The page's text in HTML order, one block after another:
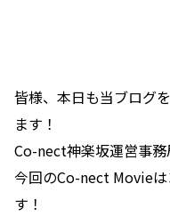
皆様、本日も当ブログ
ます！
Co-nect神楽坂運営事務
今回のCo-nect Movie
す！